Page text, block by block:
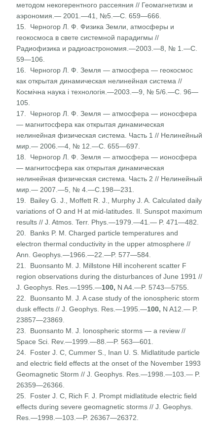
методом некоге­рентного рассеяния // Геомагнетизм и
аэрономия.— 2001.—41, №5.—С. 659—666.
15. Черногор Л. Ф. Физика Земли, атмосферы и
геокосмо­са в свете системной парадигмы //
Радиофизика и радиоастрономия.—2003.—8, № 1.—С.
59—106.
16. Черногор Л. Ф. Земля — атмосфера — геокосмос
как открытая динамическая нелинейная система //
Косміч­на наука і технологія.—2003.—9, № 5/6.—С. 96—
105.
17. Черногор Л. Ф. Земля — атмосфера — ионосфера
— магнитосфера как открытая динамическая
нелинейная физическая система. Часть 1 // Нелинейный
мир.— 2006.—4, № 12.—С. 655—697.
18. Черногор Л. Ф. Земля — атмосфера — ионосфера
— магнитосфера как открытая динамическая
нелинейная физическая система. Часть 2 // Нелинейный
мир.— 2007.—5, № 4.—С.198—231.
19. Bailey G. J., Moffett R. J., Murphy J. A. Calculated daily
variations of О and H at mid-latitudes. II. Sunspot maximum
results // J. Atmos. Terr. Phys.—1979.—41.— P. 471—482.
20. Banks P. M. Charged particle temperatures and
electron thermal conductivity in the upper atmosphere //
Ann. Geophys.—1966.—22.—P. 577—584.
21. Buonsanto M. J. Millstone Hill incoherent scatter F
region observations during the disturbances of June 1991 //
J. Geophys. Res.—1995.—100, N A4.—P. 5743—5755.
22. Buonsanto M. J. A case study of the ionospheric storm
dusk effects // J. Geophys. Res.—1995.—100, N A12.— P.
23857—23869.
23. Buonsanto M. J. Ionospheric storms — a review //
Space Sci. Rev.—1999.—88.—P. 563—601.
24. Foster J. C, Cummer S., Inan U. S. Midlatitude particle
and electric field effects at the onset of the November 1993
Geomagnetic Storm // J. Geophys. Res.—1998.—103.— P.
26359—26366.
25. Foster J. C, Rich F. J. Prompt midlatitude electric field
effects during severe geomagnetic storms // J. Geophys.
Res.—1998.—103.—P. 26367—26372.